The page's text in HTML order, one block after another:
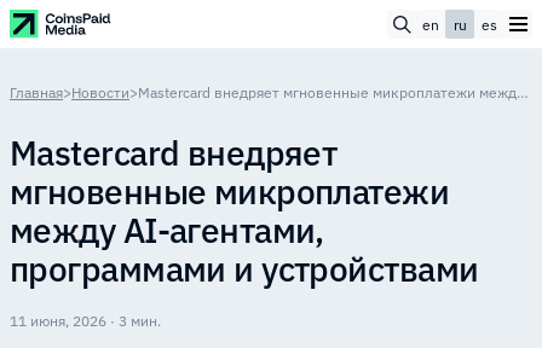
en ru es
Главная>Новости> Mastercard внедряет мгновенные микроплатежи между AI-агентами, программами и устройствами
Mastercard внедряет
мгновенные микроплатежи
между AI-агентами,
программами и устройствами
11 июня, 2026 · 3 мин.